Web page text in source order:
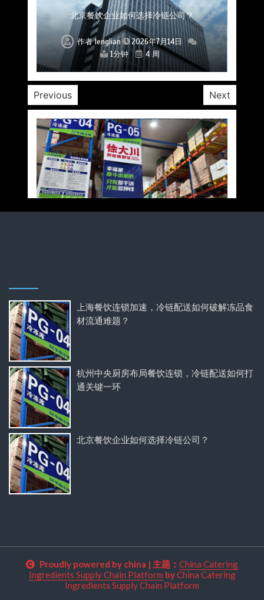
上海餐饮连锁加速，冷链配送如何破解冻品食材
流通难题？
作者lenglian
2026年7月14日
1分钟
4 周
杭州中央厨房布局餐饮连锁，冷链配送如何打通
关键一环
作者lenglian
2026年7月14日
1分钟
4 周
北京餐饮企业如何选择冷链公司？
作者lenglian
2026年7月14日
1分钟
4 周
深圳冷链物流如何护航餐饮连锁？冻品食材流通
全解析
作者lenglian
2026年7月14日
1分钟
4 周
北京餐饮仓配一体化的核心价值与落地实践解析
作者lenglian
2026年7月14日
1分钟
4 周
武汉冻品配送三要素：控温、时效、低成本如何
兼得？
作者lenglian
2026年7月14日
1分钟
4 周
重庆冷链布局解冻食材运输密码，餐饮连锁如何
稳控品质？
作者lenglian
2026年7月14日
1分钟
4 周
Previous Next
上海餐饮连锁加速，冷链配送如何破解冻品食
材流通难题？
杭州中央厨房布局餐饮连锁，冷链配送如何打
通关键一环
北京餐饮企业如何选择冷链公司？
Proudly powered by china | 主题： China Catering
Ingredients Supply Chain Platform byChina Catering
Ingredients Supply Chain Platform